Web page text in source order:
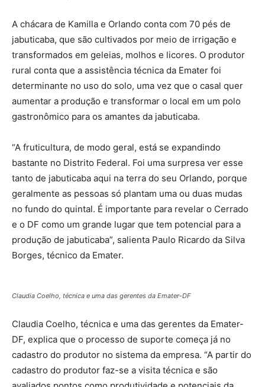
A chácara de Kamilla e Orlando conta com 70 pés de
jabuticaba, que são cultivados por meio de irrigação e
transformados em geleias, molhos e licores. O produtor
rural conta que a assistência técnica da Emater foi
determinante no uso do solo, uma vez que o casal quer
aumentar a produção e transformar o local em um polo
gastronômico para os amantes da jabuticaba.
“A fruticultura, de modo geral, está se expandindo
bastante no Distrito Federal. Foi uma surpresa ver esse
tanto de jabuticaba aqui na terra do seu Orlando, porque
geralmente as pessoas só plantam uma ou duas mudas
no fundo do quintal. É importante para revelar o Cerrado
e o DF como um grande lugar que tem potencial para a
produção de jabuticaba”, salienta Paulo Ricardo da Silva
Borges, técnico da Emater.
Claudia Coelho, técnica e uma das gerentes da Emater-DF
Claudia Coelho, técnica e uma das gerentes da Emater-
DF, explica que o processo de suporte começa já no
cadastro do produtor no sistema da empresa. “A partir do
cadastro do produtor faz-se a visita técnica e são